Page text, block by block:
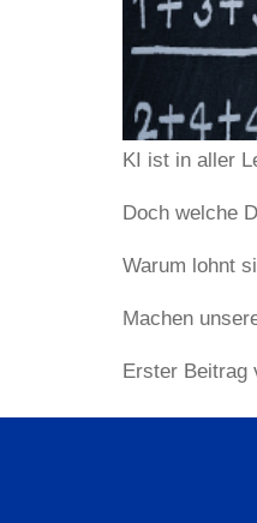
KI ist in aller
Doch welche
Warum lohnt
Machen
Erster Beitrag